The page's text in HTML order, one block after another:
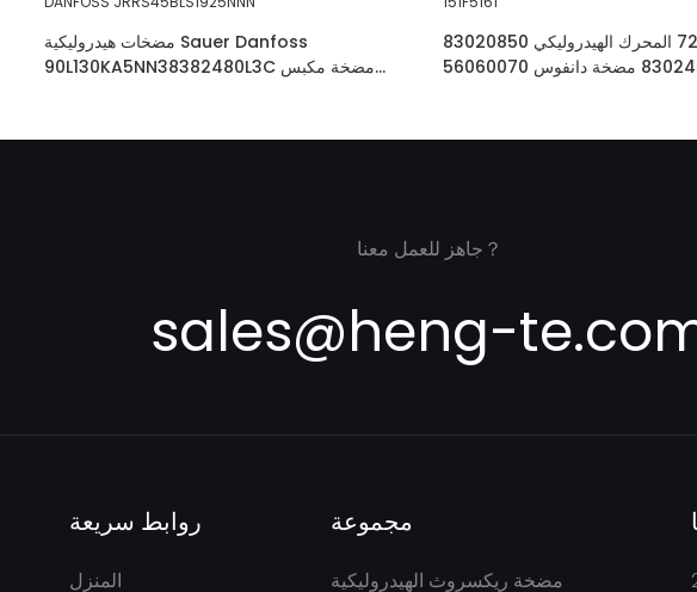
مضخات هيدروليكية Sauer Danfoss
90L130KA5NN38382480L3C مضخة مكبس
دانفوس 7268123 المحرك الهيدروليكي 83020850
83024044 مضخة دانفوس 56060070 OMS5
جاهز للعمل معنا？
sales@heng-
روابط سريعة
المنزل
مجموعة
مضخة ريكسروث الهيدروليكية